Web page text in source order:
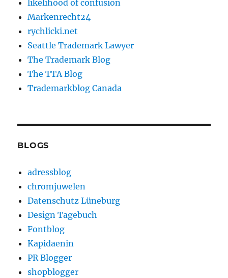
likelihood of confusion
Markenrecht24
rychlicki.net
Seattle Trademark Lawyer
The Trademark Blog
The TTA Blog
Trademarkblog Canada
BLOGS
adressblog
chromjuwelen
Datenschutz Lüneburg
Design Tagebuch
Fontblog
Kapidaenin
PR Blogger
shopblogger